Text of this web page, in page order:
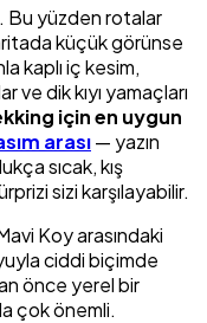
Bu yüzden rotalar
küçük görünse
kaplı iç kesim,
ve dik kıyı yamaçları
için en uygun
arası— yazın
sıcak, kış
sizi karşılayabilir.
Koy arasındaki
ciddi biçimde
önce yerel bir
çok önemli.